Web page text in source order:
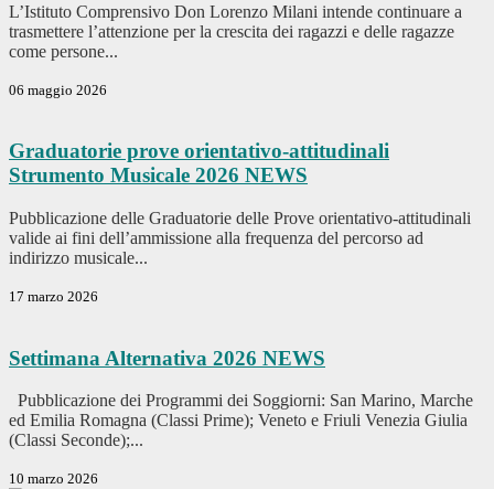
L’Istituto Comprensivo Don Lorenzo Milani intende continuare a
trasmettere l’attenzione per la crescita dei ragazzi e delle ragazze
come persone...
06 maggio 2026
Graduatorie prove orientativo-attitudinali
Strumento Musicale 2026 NEWS
Pubblicazione delle Graduatorie delle Prove orientativo-attitudinali
valide ai fini dell’ammissione alla frequenza del percorso ad
indirizzo musicale...
17 marzo 2026
Settimana Alternativa 2026 NEWS
Pubblicazione dei Programmi dei Soggiorni: San Marino, Marche
ed Emilia Romagna (Classi Prime); Veneto e Friuli Venezia Giulia
(Classi Seconde);...
10 marzo 2026